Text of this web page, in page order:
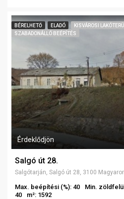
BÉRELHETŐ ELADÓ
KISVÁROSI
SZABADONÁLLÓ BEÉPÍTÉS
Érdeklődjön
Salgó út 28.
Salgótarján, Salgó út 28, 3100
Max. beépítési (%): 40
Min.
40
m²: 1592